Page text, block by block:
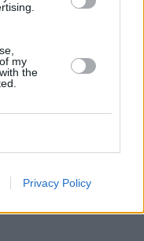
my
the
Privacy Policy